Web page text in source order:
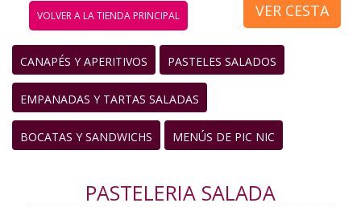
VER CESTA
VOLVER A LA TIENDA PRINCIPAL
CANAPÉS Y APERITIVOS PASTELES SALADOS
EMPANADAS Y TARTAS SALADAS
BOCATAS Y SANDWICHS MENÚS DE PIC NIC
PASTELERIA SALADA